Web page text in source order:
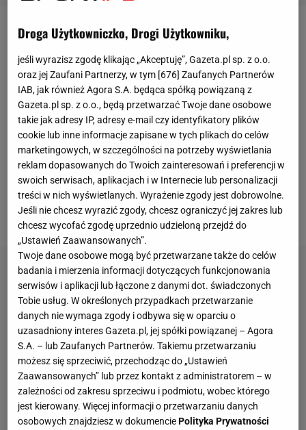
Jose Mourinhojest szkoleniowcem AS Romy od 1
lipca 2021 roku. Fani rzymskiego zespołu pokochali
Portugalczyka od pierwszych dni pracy, gdy głosił, że
przywróci klubowi dawną wielkość. W pierwszym
sezonie zajął z nim dopiero szóste miejsce w Serie
A, ale udało mu się wygrać Ligę Konferencji Europy,
czyli zdobyć pierwsze trofeum od 2008 roku (Puchar
Włoch) dla ekipy z "Wiecznego Miasta". Obecnie
wiele wskazuje na to, że związek trenera z klubem
może się skończyć.
Droga Użytkowniczko, Drogi Użytkowniku,
jeśli wyrazisz zgodę klikając „Akceptuję”, Gazeta.pl sp. z o.o.
oraz jej Zaufani Partnerzy, w tym [676] Zaufanych Partnerów
IAB, jak również Agora S.A. będąca spółką powiązaną z
Gazeta.pl sp. z o.o., będą przetwarzać Twoje dane osobowe
takie jak adresy IP, adresy e-mail czy identyfikatory plików
cookie lub inne informacje zapisane w tych plikach do celów
marketingowych, w szczególności na potrzeby wyświetlania
reklam dopasowanych do Twoich zainteresowań i preferencji w
swoich serwisach, aplikacjach i w Internecie lub personalizacji
treści w nich wyświetlanych. Wyrażenie zgody jest dobrowolne.
Jeśli nie chcesz wyrazić zgody, chcesz ograniczyć jej zakres lub
chcesz wycofać zgodę uprzednio udzieloną przejdź do
„Ustawień Zaawansowanych”.
Twoje dane osobowe mogą być przetwarzane także do celów
badania i mierzenia informacji dotyczących funkcjonowania
serwisów i aplikacji lub łączone z danymi dot. świadczonych
Tobie usług. W określonych przypadkach przetwarzanie
danych nie wymaga zgody i odbywa się w oparciu o
uzasadniony interes Gazeta.pl, jej spółki powiązanej – Agora
S.A. – lub Zaufanych Partnerów. Takiemu przetwarzaniu
możesz się sprzeciwić, przechodząc do „Ustawień
Zaawansowanych” lub przez kontakt z administratorem – w
zależności od zakresu sprzeciwu i podmiotu, wobec którego
jest kierowany. Więcej informacji o przetwarzaniu danych
osobowych znajdziesz w dokumenciePolityka Prywatności